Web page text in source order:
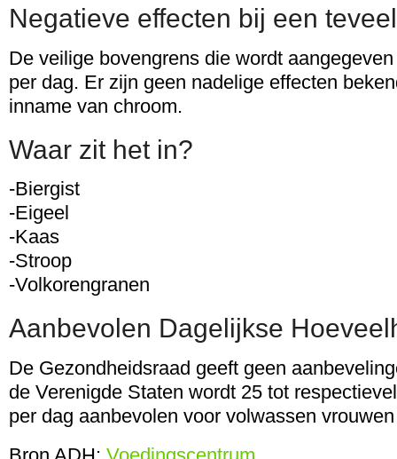
Negatieve effecten bij een
De veilige bovengrens die wordt
per dag. Er zijn geen nadelige effecten
inname van chroom.
Waar zit het in?
-Biergist
-Eigeel
-Kaas
-Stroop
-Volkorengranen
Aanbevolen Dagelijkse
De Gezondheidsraad geeft geen
de Verenigde Staten wordt 25 tot
per dag aanbevolen voor volwassen